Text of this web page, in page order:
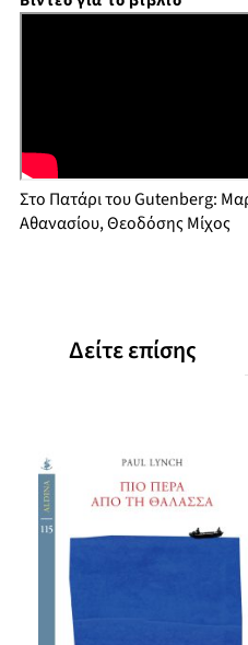
Στο Πατάρι του Gutenberg:
Αθανασίου, Θεοδόσης Μίχος
Δείτε επίσης